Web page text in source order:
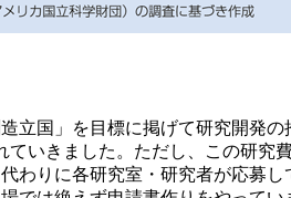
立国」を目標に掲げて研究開発
ていきました。ただし、この研
わりに各研究室・研究者が応募し